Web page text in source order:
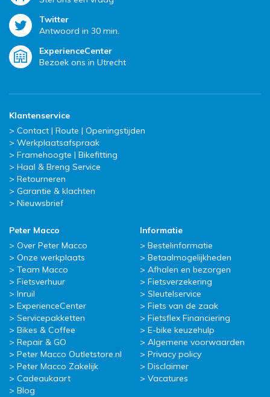
Twitter
Antwoord in 30 min.
ExperienceCenter
Bezoek ons in Utrecht
Klantenservice
Contact | Route | Openingstijden
Werkplaatsafspraak
Framehoogte | Bikefitting
Haal & Breng Service
Retourneren
Garantie & klachten
Nieuwsbrief
Peter Macco
Over Peter Macco
Onze werkplaats
Team Macco
Fietsverhuur
Inruil
ExperienceCenter
Servicepakketten
Bikes & Coffee
Repair & GO
Peter Macco Outletstore.nl
Peter Macco Zakelijk
Cadeaukaart
Blog
Informatie
Bestelinformatie
Betaalmogelijkheden
Afhalen en bezorgen
Fietsverzekering
Sleutelservice
Fiets van de zaak
Fietsflex Financiering
E-bike keuzehulp
Algemene voorwaarden
Privacy policy
Disclaimer
Vacatures